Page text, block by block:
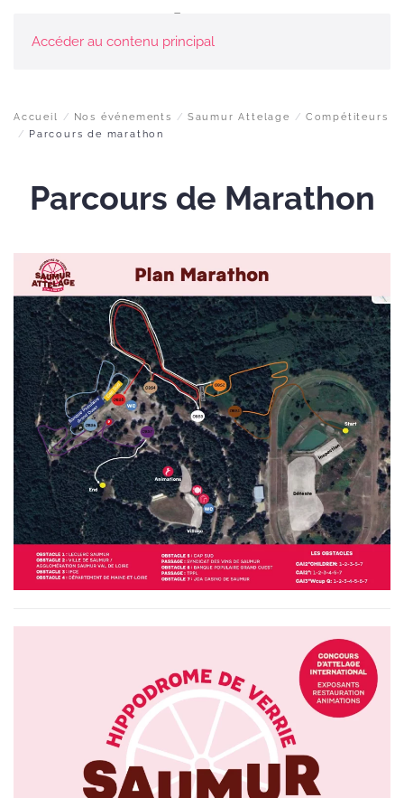
Accéder au contenu principal
Accueil Nos événements Saumur Attelage
Compétiteurs
Parcours de marathon
Parcours de Marathon